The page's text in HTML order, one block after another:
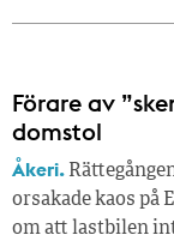
Förare av
domstol
Åkeri.
orsakade kaos på
om att lastbilen